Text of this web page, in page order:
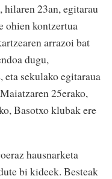
hilaren 23an, egitarau
ohien kontzertua
arrazoi bat
dugu,
sekulako egitaraua
25erako,
Basotxo klubak ere
hausnarketa
bi kideek. Besteak